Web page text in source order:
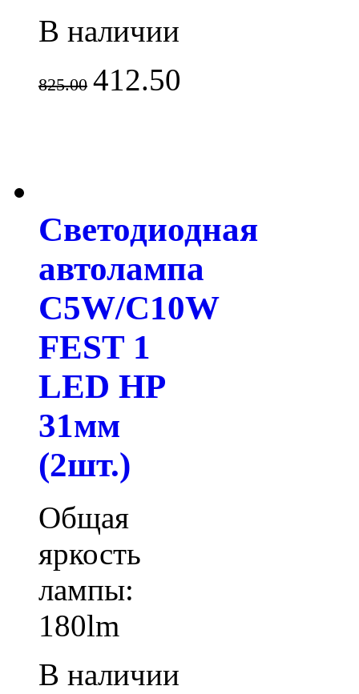
В наличии
825.00 412.50
Светодиодная
автолампа
C5W/С10W
FEST 1
LED HP
31мм
(2шт.)
Общая
яркость
лампы:
180lm
В наличии